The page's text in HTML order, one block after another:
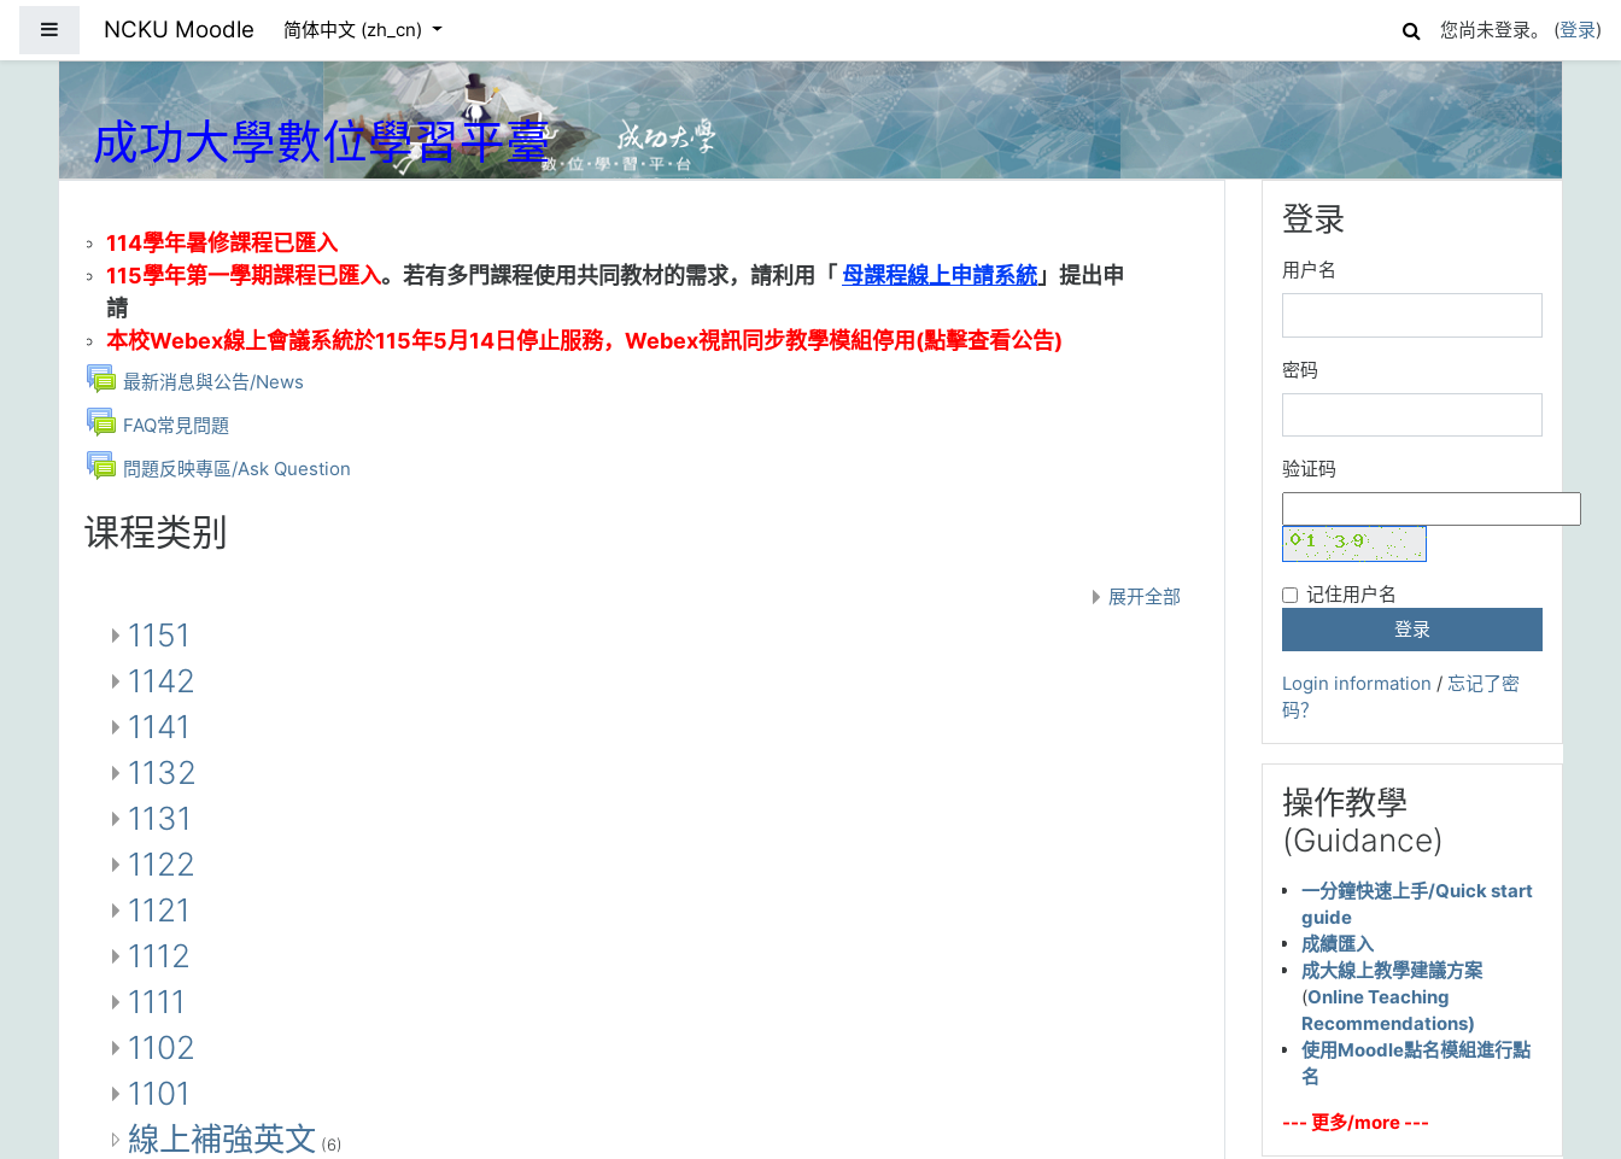
停靠面板NCKU Moodle 简体中文 ‎(zh_cn)‎ 您尚未登录。 (登录)
成功大學數位學習平臺
114學年暑修課程已匯入
115學年第一學期課程已匯入。若有多門課程使用共同教材的需求，請利用「 母課程線上申請系統 」提出申
請
本校Webex線上會議系統於115年5月14日停止服務，Webex視訊同步教學模組停用(點擊查看公告)
最新消息與公告/News
讨论区
FAQ常見問題
讨论区
問題反映專區/Ask Question
讨论区
课程类别
展开全部
1151
1142
1141
1132
1131
1122
1121
1112
1111
1102
1101
線上補強英文 (6)
登录
用户名
密码
验证码
记住用户名
Login information / 忘记了密
码？
操作教學
(Guidance)
一分鐘快速上手/Quick start
guide
成績匯入
成大線上教學建議方案
(Online Teaching
Recommendations)
使用Moodle點名模組進行點
名
--- 更多/more ---